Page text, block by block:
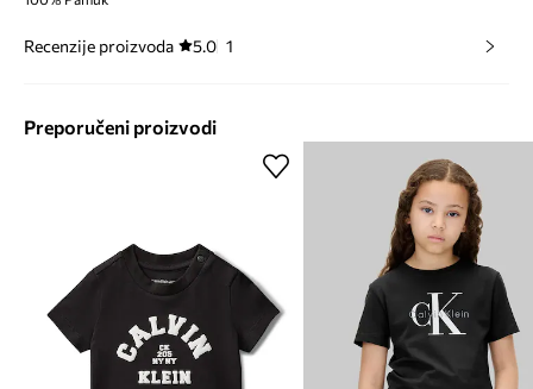
Recenzije proizvoda 5.0 1
Preporučeni proizvodi